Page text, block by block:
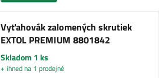
Vyťahovák zalomených skrutiek
EXTOL PREMIUM 8801842
Skladom 1 ks
+ ihned na 1 prodejně